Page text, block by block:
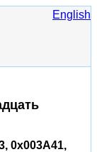
English
0x003A41,